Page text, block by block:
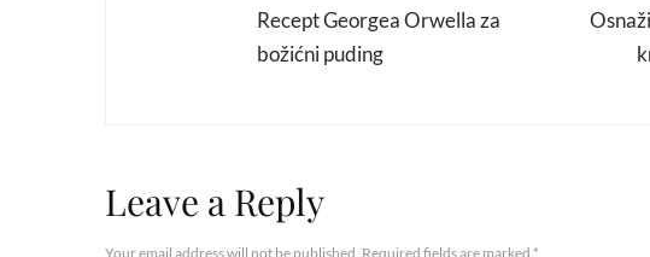
Recept Georgea Orwella za
božićni puding
Leave a Reply
Your email address will not be published. Required fields are marked *